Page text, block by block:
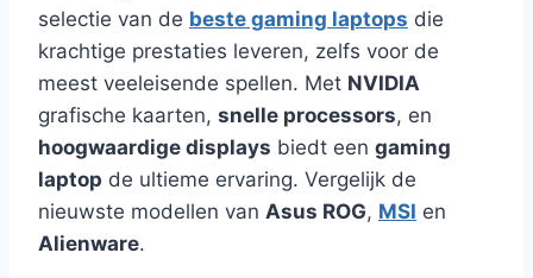
selectie van de beste gaming laptops die
krachtige prestaties leveren, zelfs voor de
meest veeleisende spellen. Met NVIDIA
grafische kaarten, snelle processors, en
hoogwaardige displays biedt een gaming
laptop de ultieme ervaring. Vergelijk de
nieuwste modellen van Asus ROG, MSI en
Alienware.